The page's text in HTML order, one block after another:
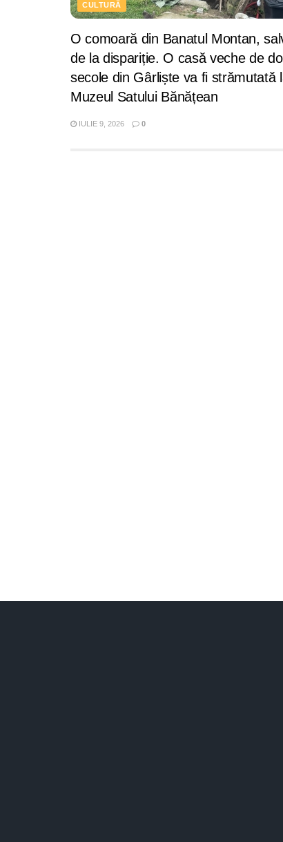
CULTURĂ
O comoară din Banatul Montan,
de la dispariție. O casă veche de
secole din Gârliște va fi strămutată
Muzeul Satului Bănățean
IULIE 9, 2026 0